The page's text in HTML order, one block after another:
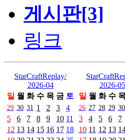
게시판[3]
링크
StarCraftReplay/
2026-04
일 월 화 수 목 금 토
29 30 31 1 2 3
4
5
6 7 8 9 10 11
12 13 14 15 16 17 18
2026-05
일 월 화 수
26 27 28 29 30
3
4 5 6 7
10 11 12 13